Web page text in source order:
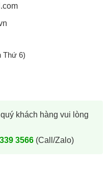
Thứ 6)
khách hàng vui lòng
3566(Call/Zalo)